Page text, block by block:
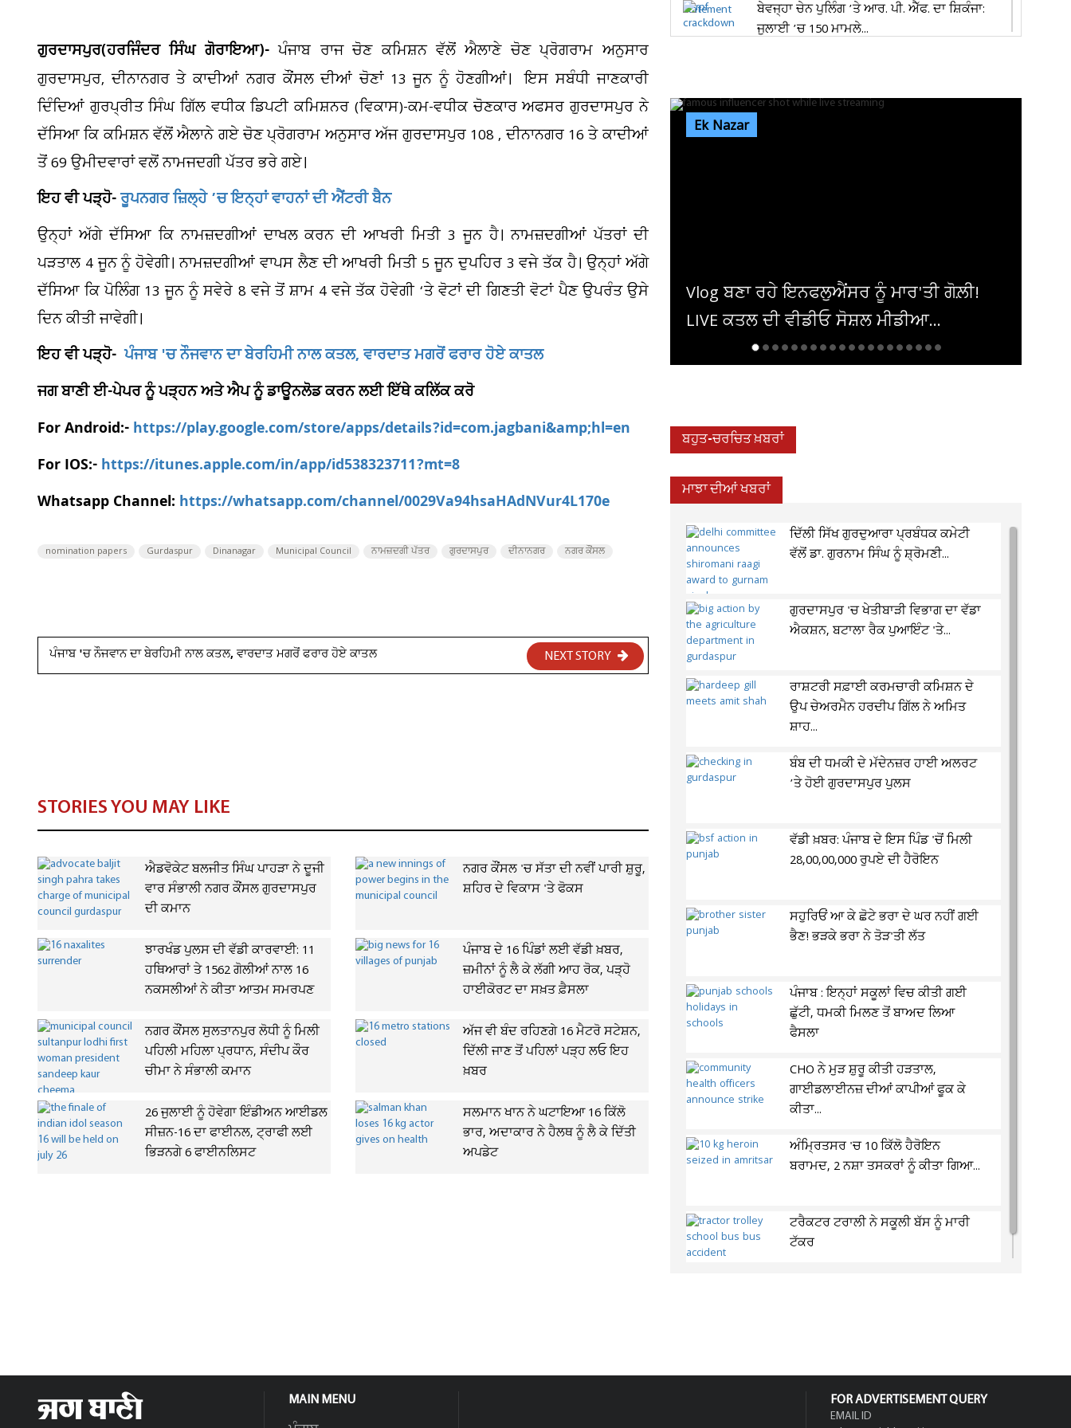
ਗੁਰਦਾਸਪੁਰ(ਹਰਜਿੰਦਰ ਸਿੰਘ ਗੋਰਾਇਆ)-ਪੰਜਾਬ ਰਾਜ ਚੋਣ ਕਮਿਸ਼ਨ ਵੱਲੋਂ ਐਲਾਣੇ ਚੋਣ ਪ੍ਰੋਗਰਾਮ ਅਨੁਸਾਰ
ਗੁਰਦਾਸਪੁਰ, ਦੀਨਾਨਗਰ ਤੇ ਕਾਦੀਆਂ ਨਗਰ ਕੌਂਸਲ ਦੀਆਂ ਚੋਣਾਂ 13 ਜੂਨ ਨੂੰ ਹੋਣਗੀਆਂ। ਇਸ ਸਬੰਧੀ ਜਾਣਕਾਰੀ
ਦਿੰਦਿਆਂ ਗੁਰਪ੍ਰੀਤ ਸਿੰਘ ਗਿੱਲ ਵਧੀਕ ਡਿਪਟੀ ਕਮਿਸ਼ਨਰ (ਵਿਕਾਸ)-ਕਮ-ਵਧੀਕ ਚੋਣਕਾਰ ਅਫਸਰ ਗੁਰਦਾਸਪੁਰ ਨੇ
ਦੱਸਿਆ ਕਿ ਕਮਿਸ਼ਨ ਵੱਲੋਂ ਐਲਾਨੇ ਗਏ ਚੋਣ ਪ੍ਰੋਗਰਾਮ ਅਨੁਸਾਰ ਅੱਜ ਗੁਰਦਾਸਪੁਰ 108 , ਦੀਨਾਨਗਰ 16 ਤੇ ਕਾਦੀਆਂ
ਤੋਂ 69 ਉਮੀਦਵਾਰਾਂ ਵਲੋਂ ਨਾਮਜਦਗੀ ਪੱਤਰ ਭਰੇ ਗਏ।
ਇਹ ਵੀ ਪੜ੍ਹੋ-ਰੂਪਨਗਰ ਜ਼ਿਲ੍ਹੇ ’ਚ ਇਨ੍ਹਾਂ ਵਾਹਨਾਂ ਦੀ ਐਂਟਰੀ ਬੈਨ
ਉਨ੍ਹਾਂ ਅੱਗੇ ਦੱਸਿਆ ਕਿ ਨਾਮਜ਼ਦਗੀਆਂ ਦਾਖਲ ਕਰਨ ਦੀ ਆਖਰੀ ਮਿਤੀ 3 ਜੂਨ ਹੈ। ਨਾਮਜ਼ਦਗੀਆਂ ਪੱਤਰਾਂ ਦੀ
ਪੜਤਾਲ 4 ਜੂਨ ਨੂੰ ਹੋਵੇਗੀ। ਨਾਮਜ਼ਦਗੀਆਂ ਵਾਪਸ ਲੈਣ ਦੀ ਆਖਰੀ ਮਿਤੀ 5 ਜੂਨ ਦੁਪਹਿਰ 3 ਵਜੇ ਤੱਕ ਹੈ। ਉਨ੍ਹਾਂ ਅੱਗੇ
ਦੱਸਿਆ ਕਿ ਪੋਲਿੰਗ 13 ਜੂਨ ਨੂੰ ਸਵੇਰੇ 8 ਵਜੇ ਤੋਂ ਸ਼ਾਮ 4 ਵਜੇ ਤੱਕ ਹੋਵੇਗੀ ‘ਤੇ ਵੋਟਾਂ ਦੀ ਗਿਣਤੀ ਵੋਟਾਂ ਪੈਣ ਉਪਰੰਤ ਉਸੇ
ਦਿਨ ਕੀਤੀ ਜਾਵੇਗੀ।
ਇਹ ਵੀ ਪੜ੍ਹੋ-ਪੰਜਾਬ 'ਚ ਨੌਜਵਾਨ ਦਾ ਬੇਰਹਿਮੀ ਨਾਲ ਕਤਲ, ਵਾਰਦਾਤ ਮਗਰੋਂ ਫਰਾਰ ਹੋਏ ਕਾਤਲ
ਜਗ ਬਾਣੀ ਈ-ਪੇਪਰ ਨੂੰ ਪੜ੍ਹਨ ਅਤੇ ਐਪ ਨੂੰ ਡਾਊਨਲੋਡ ਕਰਨ ਲਈ ਇੱਥੇ ਕਲਿੱਕ ਕਰੋ
For Android:-https://play.google.com/store/apps/details?id=com.jagbani&amp;hl=en
For IOS:-https://itunes.apple.com/in/app/id538323711?mt=8
Whatsapp Channel: https://whatsapp.com/channel/0029Va94hsaHAdNVur4L170e
nomination papers Gurdaspur Dinanagar Municipal Council ਨਾਮਜ਼ਦਗੀ ਪੱਤਰ ਗੁਰਦਾਸਪੁਰ ਦੀਨਾਨਗਰ ਨਗਰ ਕੌਂਸਲ
ਪੰਜਾਬ 'ਚ ਨੌਜਵਾਨ ਦਾ ਬੇਰਹਿਮੀ ਨਾਲ ਕਤਲ, ਵਾਰਦਾਤ ਮਗਰੋਂ ਫਰਾਰ ਹੋਏ ਕਾਤਲ NEXT STORY
STORIES YOU MAY LIKE
ਐਡਵੋਕੇਟ ਬਲਜੀਤ ਸਿੰਘ ਪਾਹੜਾ ਨੇ ਦੂਜੀ
ਵਾਰ ਸੰਭਾਲੀ ਨਗਰ ਕੌਂਸਲ ਗੁਰਦਾਸਪੁਰ
ਦੀ ਕਮਾਨ
ਨਗਰ ਕੌਂਸਲ 'ਚ ਸੱਤਾ ਦੀ ਨਵੀਂ ਪਾਰੀ ਸ਼ੁਰੂ,
ਸ਼ਹਿਰ ਦੇ ਵਿਕਾਸ 'ਤੇ ਫੋਕਸ
ਝਾਰਖੰਡ ਪੁਲਸ ਦੀ ਵੱਡੀ ਕਾਰਵਾਈ: 11
ਹਥਿਆਰਾਂ ਤੇ 1562 ਗੋਲੀਆਂ ਨਾਲ 16
ਨਕਸਲੀਆਂ ਨੇ ਕੀਤਾ ਆਤਮ ਸਮਰਪਣ
ਪੰਜਾਬ ਦੇ 16 ਪਿੰਡਾਂ ਲਈ ਵੱਡੀ ਖ਼ਬਰ,
ਜ਼ਮੀਨਾਂ ਨੂੰ ਲੈ ਕੇ ਲੱਗੀ ਆਹ ਰੋਕ, ਪੜ੍ਹੋ
ਹਾਈਕੋਰਟ ਦਾ ਸਖ਼ਤ ਫ਼ੈਸਲਾ
ਨਗਰ ਕੌਂਸਲ ਸੁਲਤਾਨਪੁਰ ਲੋਧੀ ਨੂੰ ਮਿਲੀ
ਪਹਿਲੀ ਮਹਿਲਾ ਪ੍ਰਧਾਨ, ਸੰਦੀਪ ਕੌਰ
ਚੀਮਾ ਨੇ ਸੰਭਾਲੀ ਕਮਾਨ
ਅੱਜ ਵੀ ਬੰਦ ਰਹਿਣਗੇ 16 ਮੈਟਰੋ ਸਟੇਸ਼ਨ,
ਦਿੱਲੀ ਜਾਣ ਤੋਂ ਪਹਿਲਾਂ ਪੜ੍ਹ ਲਓ ਇਹ
ਖ਼ਬਰ
26 ਜੁਲਾਈ ਨੂੰ ਹੋਵੇਗਾ ਇੰਡੀਅਨ ਆਈਡਲ
ਸੀਜ਼ਨ-16 ਦਾ ਫਾਈਨਲ, ਟ੍ਰਾਫੀ ਲਈ
ਭਿੜਨਗੇ 6 ਫਾਈਨਲਿਸਟ
ਸਲਮਾਨ ਖਾਨ ਨੇ ਘਟਾਇਆ 16 ਕਿੱਲੋ
ਭਾਰ, ਅਦਾਕਾਰ ਨੇ ਹੈਲਥ ਨੂੰ ਲੈ ਕੇ ਦਿੱਤੀ
ਅਪਡੇਟ
ਬੇਵਜ੍ਹਾ ਚੇਨ ਪੁਲਿੰਗ ’ਤੇ ਆਰ. ਪੀ. ਐੱਫ. ਦਾ ਸ਼ਿਕੰਜਾ:
ਜੁਲਾਈ ’ਚ 150 ਮਾਮਲੇ...
Ek Nazar
Vlog ਬਣਾ ਰਹੇ ਇਨਫਲੁਐਂਸਰ ਨੂੰ ਮਾਰ'ਤੀ ਗੋਲ਼ੀ!
LIVE ਕਤਲ ਦੀ ਵੀਡੀਓ ਸੋਸ਼ਲ ਮੀਡੀਆ...
ਅਦਾਕਾਰਾ ਜੀਆ ਸ਼ੰਕਰ ਨੇ ਕਰਵਾਈ ਮੰਗਣੀ,
ਸਾਂਝੀਆਂ ਕੀਤੀਆਂ ਖੂਬਸੂਰਤ ਤਸਵੀਰਾਂ
ਬਹੁਤ-ਚਰਚਿਤ ਖ਼ਬਰਾਂ
ਮਾਝਾ ਦੀਆਂ ਖਬਰਾਂ
ਦਿੱਲੀ ਸਿੱਖ ਗੁਰਦੁਆਰਾ ਪ੍ਰਬੰਧਕ ਕਮੇਟੀ
ਵੱਲੋਂ ਡਾ. ਗੁਰਨਾਮ ਸਿੰਘ ਨੂੰ ਸ਼੍ਰੋਮਣੀ...
ਗੁਰਦਾਸਪੁਰ 'ਚ ਖੇਤੀਬਾੜੀ ਵਿਭਾਗ ਦਾ ਵੱਡਾ
ਐਕਸ਼ਨ, ਬਟਾਲਾ ਰੈਕ ਪੁਆਇੰਟ 'ਤੇ...
ਰਾਸ਼ਟਰੀ ਸਫ਼ਾਈ ਕਰਮਚਾਰੀ ਕਮਿਸ਼ਨ ਦੇ
ਉਪ ਚੇਅਰਮੈਨ ਹਰਦੀਪ ਗਿੱਲ ਨੇ ਅਮਿਤ
ਸ਼ਾਹ...
ਬੰਬ ਦੀ ਧਮਕੀ ਦੇ ਮੱਦੇਨਜ਼ਰ ਹਾਈ ਅਲਰਟ
’ਤੇ ਹੋਈ ਗੁਰਦਾਸਪੁਰ ਪੁਲਸ
ਵੱਡੀ ਖ਼ਬਰ: ਪੰਜਾਬ ਦੇ ਇਸ ਪਿੰਡ 'ਚੋਂ ਮਿਲੀ
28,00,00,000 ਰੁਪਏ ਦੀ ਹੈਰੋਇਨ
ਸਹੁਰਿਓਂ ਆ ਕੇ ਛੋਟੇ ਭਰਾ ਦੇ ਘਰ ਨਹੀਂ ਗਈ
ਭੈਣ! ਭੜਕੇ ਭਰਾ ਨੇ ਤੋੜ'ਤੀ ਲੱਤ
ਪੰਜਾਬ : ਇਨ੍ਹਾਂ ਸਕੂਲਾਂ ਵਿਚ ਕੀਤੀ ਗਈ
ਛੁੱਟੀ, ਧਮਕੀ ਮਿਲਣ ਤੋਂ ਬਾਅਦ ਲਿਆ
ਫੈਸਲਾ
CHO ਨੇ ਮੁੜ ਸ਼ੁਰੂ ਕੀਤੀ ਹੜਤਾਲ,
ਗਾਈਡਲਾਈਨਜ਼ ਦੀਆਂ ਕਾਪੀਆਂ ਫੂਕ ਕੇ
ਕੀਤਾ...
ਅੰਮ੍ਰਿਤਸਰ 'ਚ 10 ਕਿੱਲੋ ਹੈਰੋਇਨ
ਬਰਾਮਦ, 2 ਨਸ਼ਾ ਤਸਕਰਾਂ ਨੂੰ ਕੀਤਾ ਗਿਆ...
ਟਰੈਕਟਰ ਟਰਾਲੀ ਨੇ ਸਕੂਲੀ ਬੱਸ ਨੂੰ ਮਾਰੀ
ਟੱਕਰ
MAIN MENU FOR ADVERTISEMENT QUERY
EMAIL ID